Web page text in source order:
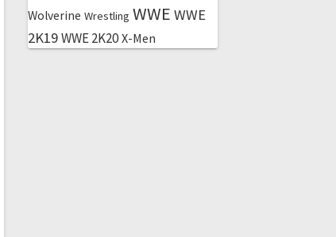
Wolverine Wrestling WWE WWE
2K19WWE 2K20 X-Men